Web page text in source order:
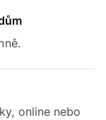
online nebo